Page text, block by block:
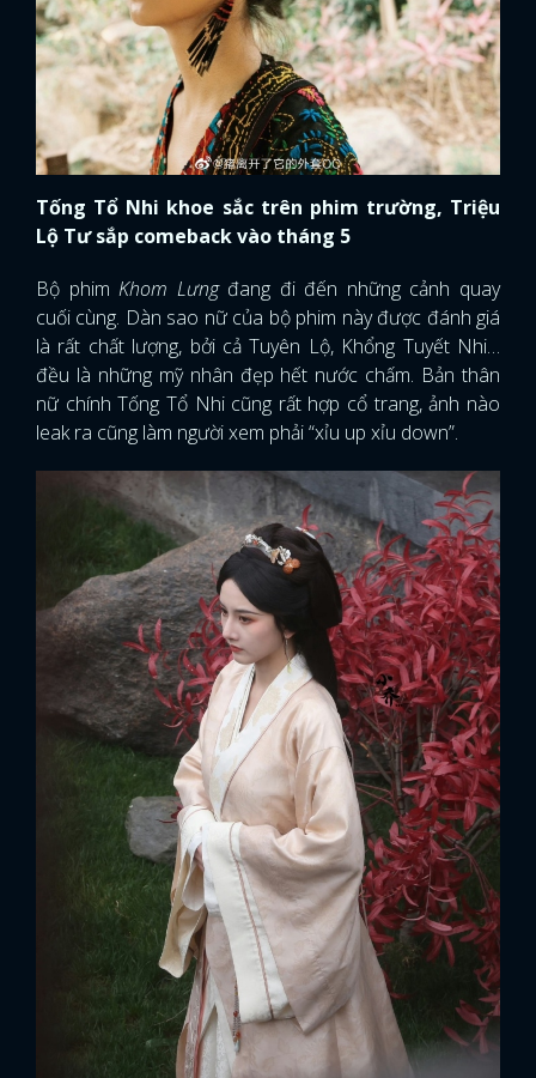
Tống Tổ Nhi khoe sắc trên phim trường, Triệu
Lộ Tư sắp comeback vào tháng 5
Bộ phim Khom Lưngđang đi đến những cảnh quay
cuối cùng. Dàn sao nữ của bộ phim này được đánh giá
là rất chất lượng, bởi cả Tuyên Lộ, Khổng Tuyết Nhi…
đều là những mỹ nhân đẹp hết nước chấm. Bản thân
nữ chính Tống Tổ Nhi cũng rất hợp cổ trang, ảnh nào
leak ra cũng làm người xem phải “xỉu up xỉu down”.